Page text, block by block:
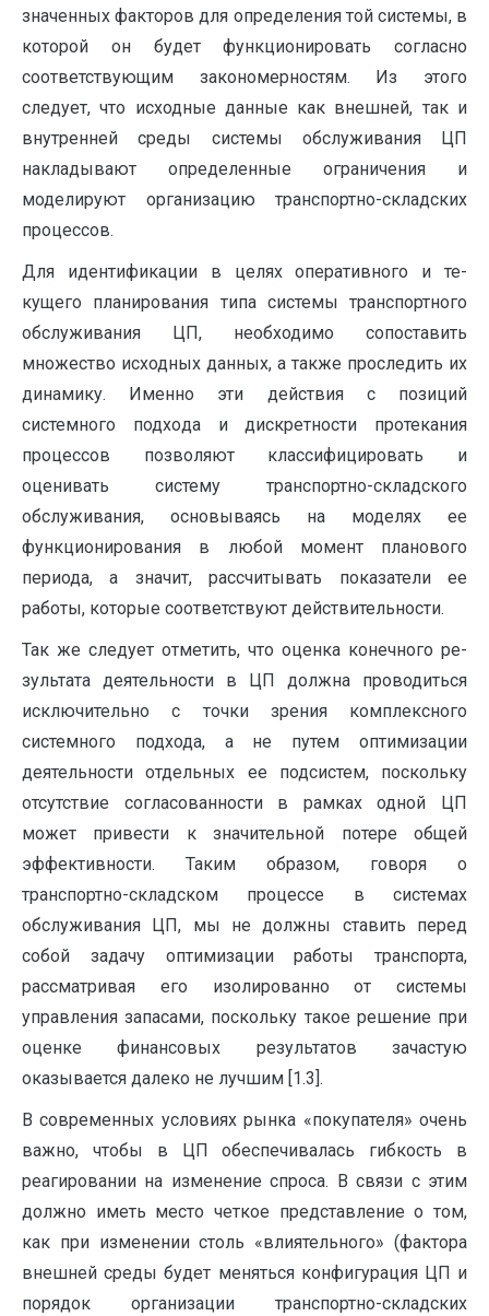
значенных факторов для определения той сис­темы, в
которой он будет функционировать со­гласно
соответствующим закономерностям. Из этого
следует, что исходные данные как внешней, так и
внутренней среды системы обслуживания ЦП
накладывают определенные ограничения и
моделируют организацию транспортно-­складских
процессов.
Для идентификации в целях оперативного и те­
кущего планирования типа системы транспортного
обслуживания ЦП, необходимо сопоставить
множество исходных дан­ных, а также проследить их
динамику. Именно эти действия с позиций
системного подхо­да и дискретности протекания
процессов позво­ляют классифицировать и
оценивать систему транспортно-складского
обслуживания, основываясь на моделях ее
функционирования в любой момент планового
периода, а значит, рас­считывать показатели ее
работы, которые со­ответствуют действительности.
Так же следует отметить, что оценка конечного ре­
зультата деятельности в ЦП должна проводить­ся
исключительно с точки зрения комплексного
системного подхода, а не путем оптимизации
деятельности отдельных ее подсистем, посколь­ку
отсутствие согласованности в рамках одной ЦП
может привести к значительной потере об­щей
эффективности. Таким образом, говоря о
транспортно-складском процессе в системах
обслуживания ЦП, мы не должны ставить пе­ред
собой задачу оптимизации работы транс­порта,
рассматривая его изолированно от сис­темы
управления запасами, поскольку такое решение при
оценке финансовых результатов зачастую
оказывается далеко не лучшим [1.3].
В современных условиях рынка «покупа­теля» очень
важно, чтобы в ЦП обеспечивалась гибкость в
реагировании на изменение спроса. В связи с этим
должно иметь место четкое пред­ставление о том,
как при изменении столь «вли­ятельного» (фактора
внешней среды будет ме­няться конфигурация ЦП и
порядок организа­ции транспортно-складских